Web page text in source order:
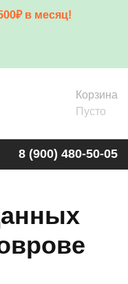
в месяц!
Корзина
Пусто
8 (900) 480-50-05